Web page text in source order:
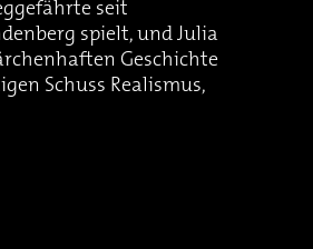
seit
spielt, und Julia
Geschichte
Schuss Realismus,